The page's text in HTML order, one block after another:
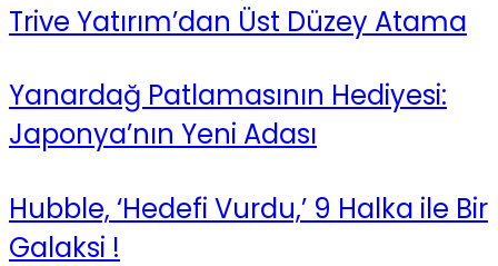
Trive Yatırım’dan Üst Düzey Atama
Yanardağ Patlamasının Hediyesi:
Japonya’nın Yeni Adası
Hubble, ‘Hedefi Vurdu,’ 9 Halka ile Bir
Galaksi !